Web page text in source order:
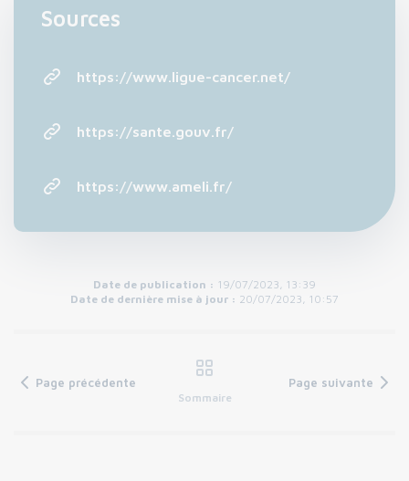
Sources
https://www.ligue-cancer.net/
https://sante.gouv.fr/
https://www.ameli.fr/
Date de publication : 19/07/2023, 13:39
Date de dernière mise à jour : 20/07/2023, 10:57
Page précédente
Sommaire
Page suivante